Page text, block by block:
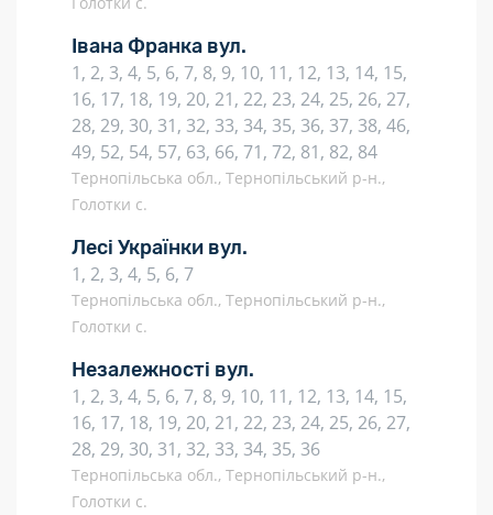
Івана Франка вул.
1, 2, 3, 4, 5, 6, 7, 8, 9, 10, 11, 12, 13, 14, 15,
16, 17, 18, 19, 20, 21, 22, 23, 24, 25, 26, 27,
28, 29, 30, 31, 32, 33, 34, 35, 36, 37, 38, 46,
49, 52, 54, 57, 63, 66, 71, 72, 81, 82, 84
Тернопільська обл., Тернопільський р-н.,
Голотки с.
Лесі Українки вул.
1, 2, 3, 4, 5, 6, 7
Тернопільська обл., Тернопільський р-н.,
Голотки с.
Незалежності вул.
1, 2, 3, 4, 5, 6, 7, 8, 9, 10, 11, 12, 13, 14, 15,
16, 17, 18, 19, 20, 21, 22, 23, 24, 25, 26, 27,
28, 29, 30, 31, 32, 33, 34, 35, 36
Тернопільська обл., Тернопільський р-н.,
Голотки с.